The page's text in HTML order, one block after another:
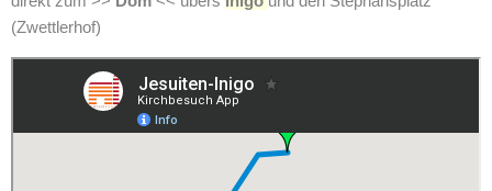
(Zwettlerhof)